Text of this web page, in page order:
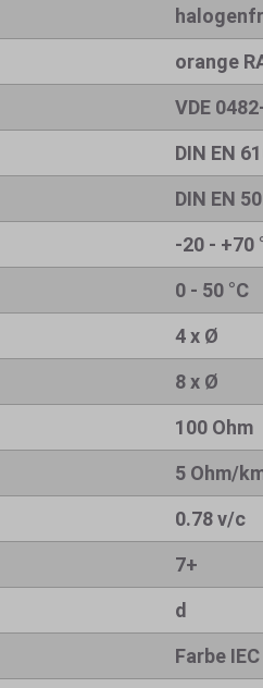
orange
VDE
DIN EN
DIN EN
-20 - +70
0 - 50 °C
4 x Ø
8 x Ø
100 Ohm
5 Ohm/
0.78 v/c
7+
d
Farbe